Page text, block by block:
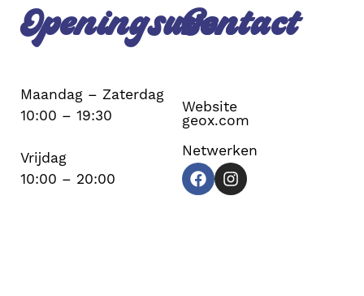
Openingsuren
Maandag – Zaterdag
10:00 – 19:30
Vrijdag
10:00 – 20:00
Contact
Website
geox.com
Netwerken